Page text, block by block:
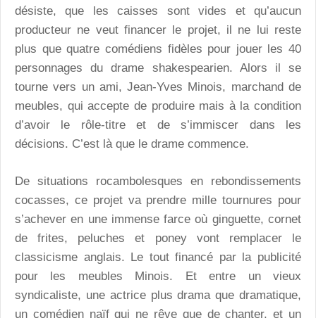
désiste, que les caisses sont vides et qu’aucun
producteur ne veut financer le projet, il ne lui reste
plus que quatre comédiens fidèles pour jouer les 40
personnages du drame shakespearien. Alors il se
tourne vers un ami, Jean-Yves Minois, marchand de
meubles, qui accepte de produire mais à la condition
d’avoir le rôle-titre et de s’immiscer dans les
décisions. C’est là que le drame commence.
De situations rocambolesques en rebondissements
cocasses, ce projet va prendre mille tournures pour
s’achever en une immense farce où ginguette, cornet
de frites, peluches et poney vont remplacer le
classicisme anglais. Le tout financé par la publicité
pour les meubles Minois. Et entre un vieux
syndicaliste, une actrice plus drama que dramatique,
un comédien naïf qui ne rêve que de chanter, et un